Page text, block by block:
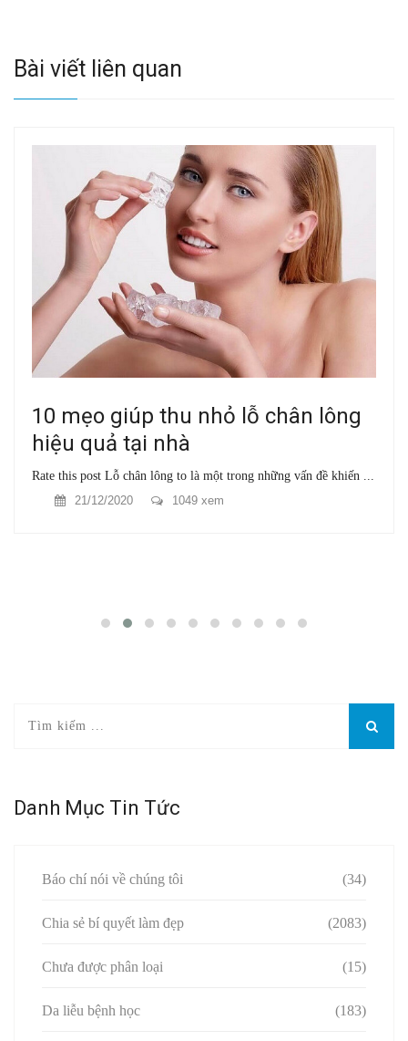
Bài viết liên quan
10 mẹo giúp thu nhỏ lỗ chân lông
hiệu quả tại nhà
Rate this post Lỗ chân lông to là một trong những vấn đề khiến ...
21/12/2020
1049 xem
Danh Mục Tin Tức
Báo chí nói về chúng tôi (34)
Chia sẻ bí quyết làm đẹp (2083)
Chưa được phân loại (15)
Da liễu bệnh học (183)